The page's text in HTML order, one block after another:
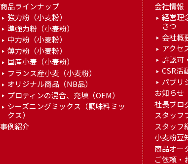
商品ラインナップ
強力粉（小麦粉）
準強力粉（小麦粉）
中力粉（小麦粉）
薄力粉（小麦粉）
国産小麦（小麦粉）
フランス産小麦（小麦粉）
オリジナル商品（NB品）
プロティンの混合、充填（OEM）
シーズニングミックス（調味料ミッ
クス）
事例紹介
会社情報
経営理
さつ
会社概
アクセ
許認可
CSR活
パブリ
お知らせ
社長ブロ
スタッフ
スタッフ
小麦粉豆
商品オー
ご依頼・